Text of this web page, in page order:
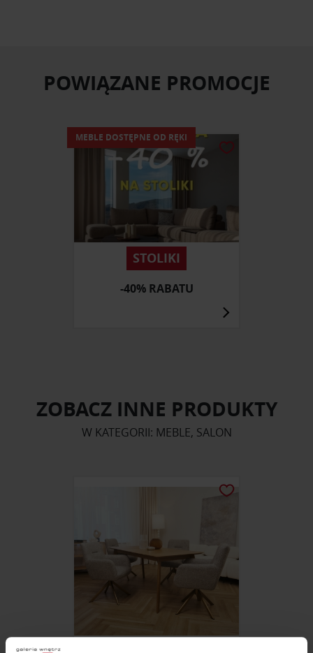
POWIĄZANE PROMOCJE
STOLIKI
-40% RABATU
MEBLE DOSTĘPNE OD RĘKI
ZOBACZ INNE PRODUKTY
W KATEGORII: MEBLE, SALON